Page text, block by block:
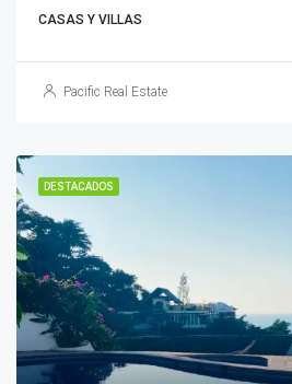
CASAS Y VILLAS
Pacific Real Estate
DESTACADOS